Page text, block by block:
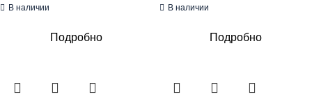
В наличии
Подробно
В наличии
Подробно